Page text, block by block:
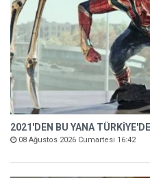
2021'DEN BU YANA
08 Ağustos 2026 Cumartesi 16:42